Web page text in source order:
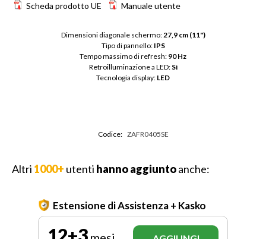
Scheda prodotto UE Manuale utente
Dimensioni diagonale schermo: 27,9 cm (11")
Tipo di pannello: IPS
Tempo massimo di refresh: 90 Hz
Retroilluminazione a LED: Sì
Tecnologia display: LED
Codice: ZAFR0405SE
Altri 1000+ utenti hanno aggiuntoanche:
Estensione di Assistenza + Kasko
12+3